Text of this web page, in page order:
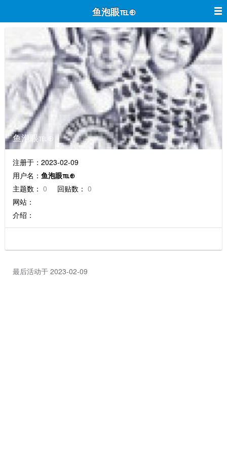
鱼泡眼℡⊕
鱼泡眼℡⊕
注册于：2023-02-09
用户名： 鱼泡眼℡⊕
主题数： 0 回贴数： 0
网站：
介绍：
最后活动于 2023-02-09